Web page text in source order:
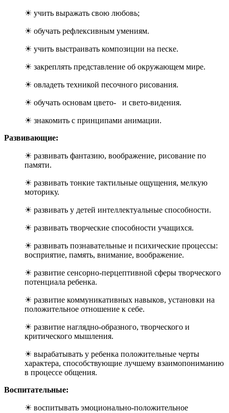
☀ учить выражать свою любовь;
☀ обучать рефлексивным умениям.
☀ учить выстраивать композиции на песке.
☀ закреплять представление об окружающем мире.
☀ овладеть техникой песочного рисования.
☀ обучать основам цвето- и свето-видения.
☀ знакомить с принципами анимации.
Развивающие:
☀ развивать фантазию, воображение, рисование по
памяти.
☀ развивать тонкие тактильные ощущения, мелкую
моторику.
☀ развивать у детей интеллектуальные способности.
☀ развивать творческие способности учащихся.
☀ развивать познавательные и психические процессы:
восприятие, память, внимание, воображение.
☀ развитие сенсорно-перцептивной сферы творческого
потенциала ребенка.
☀ развитие коммуникативных навыков, установки на
положительное отношение к себе.
☀ развитие наглядно-образного, творческого и
критического мышления.
☀ вырабатывать у ребенка положительные черты
характера, способствующие лучшему взаимопониманию
в процессе общения.
Воспитательные:
☀ воспитывать эмоционально-положительное